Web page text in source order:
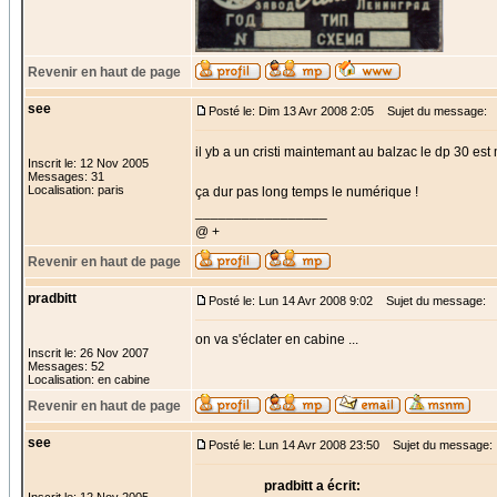
Revenir en haut de page
see
Inscrit le: 12 Nov 2005
Messages: 31
Localisation: paris
Posté le: Dim 13 Avr 2008 2:05 Sujet du message:
il yb a un cristi maintemant au balzac le dp 30 est
ça dur pas long temps le numérique !
@ +
Revenir en haut de page
pradbitt
Inscrit le: 26 Nov 2007
Messages: 52
Localisation: en cabine
Posté le: Lun 14 Avr 2008 9:02 Sujet du message:
on va s'éclater en cabine ...
Revenir en haut de page
see Posté le: Lun 14 Avr 2008 23:50 Sujet du message:
pradbitt a écrit: